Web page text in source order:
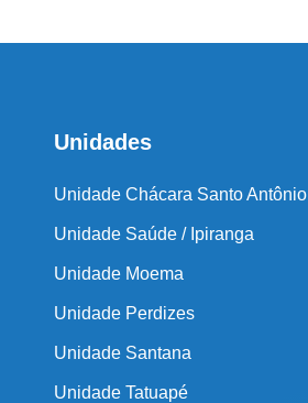
Unidades
Unidade Chácara Santo Antônio
Unidade Saúde / Ipiranga
Unidade Moema
Unidade Perdizes
Unidade Santana
Unidade Tatuapé